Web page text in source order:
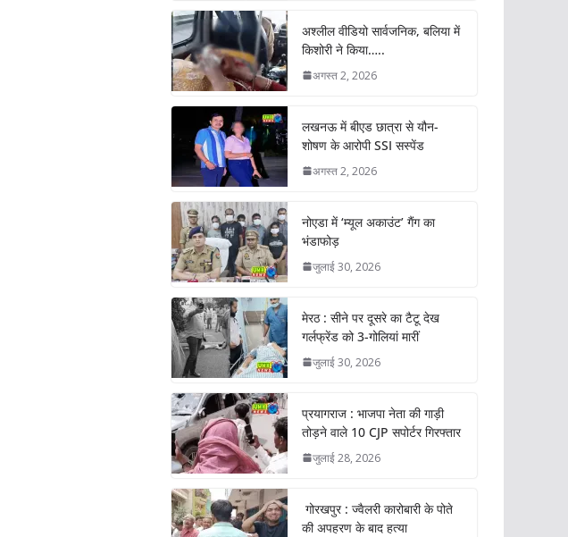
अश्लील वीडियो सार्वजनिक, बलिया में
किशोरी ने किया…..
अगस्त 2, 2026
लखनऊ में बीएड छात्रा से यौन-
शोषण के आरोपी SSI सस्पेंड
अगस्त 2, 2026
नोएडा में ‘म्यूल अकाउंट’ गैंग का
भंडाफोड़
जुलाई 30, 2026
मेरठ : सीने पर दूसरे का टैटू देख
गर्लफ्रेंड को 3-गोलियां मारीं
जुलाई 30, 2026
प्रयागराज : भाजपा नेता की गाड़ी
तोड़ने वाले 10 CJP सपोर्टर गिरफ्तार
जुलाई 28, 2026
गोरखपुर : ज्वैलरी कारोबारी के पोते
की अपहरण के बाद हत्या